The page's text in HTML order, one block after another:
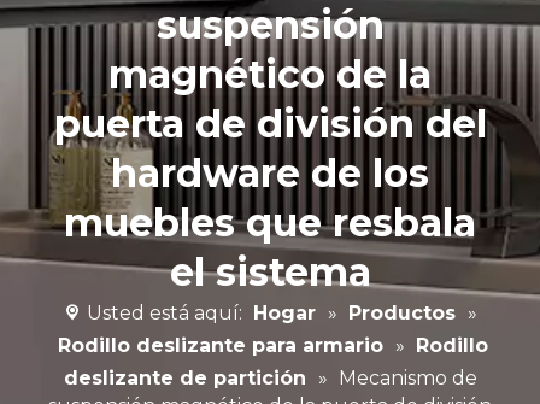
suspensión
magnético de la
puerta de división del
hardware de los
muebles que resbala
el sistema
Usted está aquí: Hogar » Productos »
Rodillo deslizante para armario » Rodillo
deslizante de partición
» Mecanismo de